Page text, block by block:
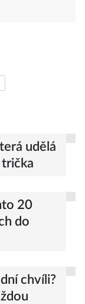
udělá
20
do
chvíli?